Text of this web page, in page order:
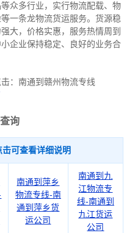
众多行业，实行物流配载、物
一条龙物流货运服务。货源稳
大，价格实惠，服务热情周到
企业保持稳定、良好的业务合
：南通到赣州物流专线
询
可查看详细说明
南通到萍乡
物流专线-南
通到萍乡货
运公司
南通到九
江物流专
线-南通到
九江货运
公司